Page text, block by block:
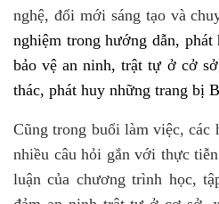
nghệ, đổi mới sáng tạo và
nghiệm trong hướng dẫn,
bảo vệ an ninh, trật tự ở cở
thác, phát huy những trang bị
Cũng trong buổi làm việc, các
nhiều câu hỏi gắn với thực
luận của chương trình học,